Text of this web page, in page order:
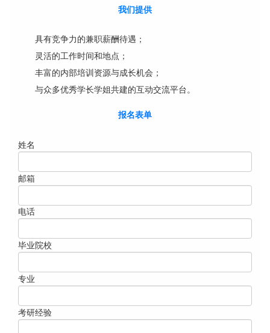
我们提供
具有竞争力的兼职薪酬待遇；
灵活的工作时间和地点；
丰富的内部培训资源与成长机会；
与众多优秀学长学姐共建的互动交流平台。
报名表单
姓名
邮箱
电话
毕业院校
专业
考研经验